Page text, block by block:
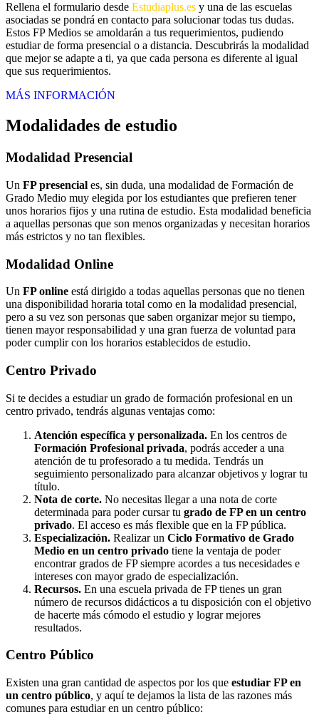
Rellena el formulario desde Estudiaplus.es y una de las escuelas
asociadas se pondrá en contacto para solucionar todas tus dudas.
Estos FP Medios se amoldarán a tus requerimientos, pudiendo
estudiar de forma presencial o a distancia. Descubrirás la modalidad
que mejor se adapte a ti, ya que cada persona es diferente al igual
que sus requerimientos.
MÁS INFORMACIÓN
Modalidades de estudio
Modalidad Presencial
Un FP presencial es, sin duda, una modalidad de Formación de
Grado Medio muy elegida por los estudiantes que prefieren tener
unos horarios fijos y una rutina de estudio. Esta modalidad beneficia
a aquellas personas que son menos organizadas y necesitan horarios
más estrictos y no tan flexibles.
Modalidad Online
Un FP online está dirigido a todas aquellas personas que no tienen
una disponibilidad horaria total como en la modalidad presencial,
pero a su vez son personas que saben organizar mejor su tiempo,
tienen mayor responsabilidad y una gran fuerza de voluntad para
poder cumplir con los horarios establecidos de estudio.
Centro Privado
Si te decides a estudiar un grado de formación profesional en un
centro privado, tendrás algunas ventajas como:
Atención específica y personalizada. En los centros de
Formación Profesional privada, podrás acceder a una
atención de tu profesorado a tu medida. Tendrás un
seguimiento personalizado para alcanzar objetivos y lograr tu
título.
Nota de corte. No necesitas llegar a una nota de corte
determinada para poder cursar tu grado de FP en un centro
privado. El acceso es más flexible que en la FP pública.
Especialización. Realizar un Ciclo Formativo de Grado
Medio en un centro privado tiene la ventaja de poder
encontrar grados de FP siempre acordes a tus necesidades e
intereses con mayor grado de especialización.
Recursos. En una escuela privada de FP tienes un gran
número de recursos didácticos a tu disposición con el objetivo
de hacerte más cómodo el estudio y lograr mejores
resultados.
Centro Público
Existen una gran cantidad de aspectos por los que estudiar FP en
un centro público, y aquí te dejamos la lista de las razones más
comunes para estudiar en un centro público: